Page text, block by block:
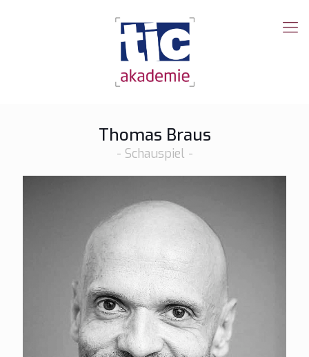
Thomas Braus
- Schauspiel -